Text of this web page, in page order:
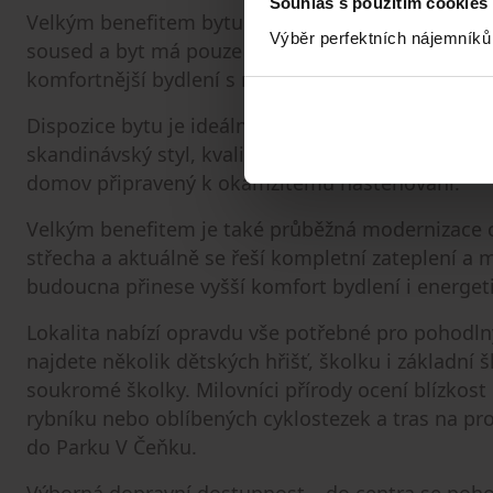
Výběr perfektních
Velkým benefitem bytu je také vysoká míra
soused a byt má pouze dvě společné stěny se
komfortnější bydlení s minimem rušivých zvuků.
Dispozice bytu je ideální jak pro větší rodinu,
skandinávský styl, kvalitní materiály a
domov připravený k okamžitému nastěhování.
Velkým benefitem je také průběžná modernizace
střecha a aktuálně se řeší kompletní zateplení a
budoucna přinese vyšší komfort bydlení i
Lokalita nabízí opravdu vše potřebné pro
najdete několik dětských hřišť, školku i základní
soukromé školky. Milovníci přírody ocení
rybníku nebo oblíbených cyklostezek a tras na
do Parku V Čeňku.